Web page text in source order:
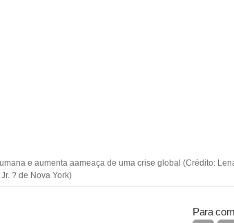
e aumenta aameaça de uma crise global (Crédito:
? de Nova York)
Para